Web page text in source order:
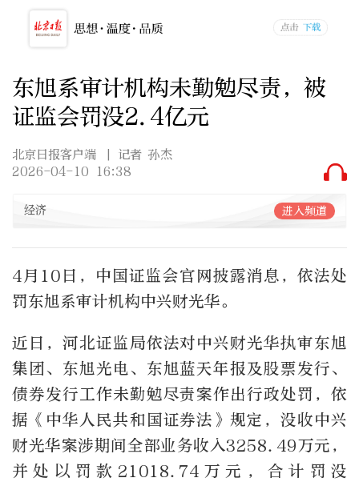
东旭系审计机构未勤勉尽责，被
证监会罚没2.4亿元
北京日报客户端
| 记者 孙杰
2026-04-10 16:38
经济 进入频道
4月10日，中国证监会官网披露消息，依法处
罚东旭系审计机构中兴财光华。
近日，河北证监局依法对中兴财光华执审东旭
集团、东旭光电、东旭蓝天年报及股票发行、
债券发行工作未勤勉尽责案作出行政处罚，依
据《中华人民共和国证券法》规定，没收中兴
财光华案涉期间全部业务收入3258.49万元，
并处以罚款21018.74万元，合计罚没